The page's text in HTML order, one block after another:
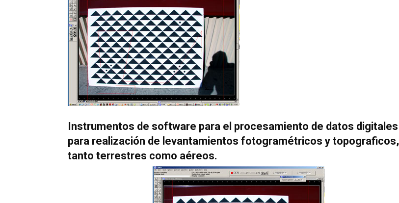
Instrumentos de software para el procesamiento de datos digitales
para realización de levantamientos fotogramétricos y topograficos,
tanto terrestres como aéreos.